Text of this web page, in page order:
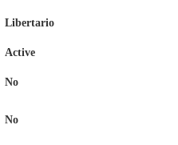
Libertario
Active
No
No